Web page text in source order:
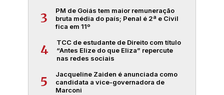
3
PM de Goiás tem maior remuneração
bruta média do país; Penal é 2ª e Civil
fica em 11º
4
TCC de estudante de Direito com título
“Antes Elize do que Eliza” repercute
nas redes sociais
5
Jacqueline Zaiden é anunciada como
candidata a vice-governadora de
Marconi